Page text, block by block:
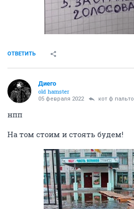
ОТВЕТИТЬ
Диего
old hamster
05 февраля 2022 кот ф пальто
нпп
На том стоим и стоять будем!